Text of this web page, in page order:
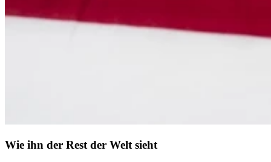
Wie ihn der Rest der Welt sieht